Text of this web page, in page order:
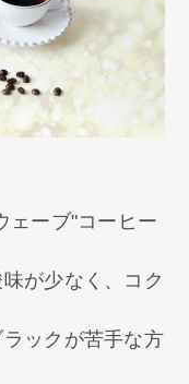
ェーブ"コーヒー
が少なく、コク
ックが苦手な方